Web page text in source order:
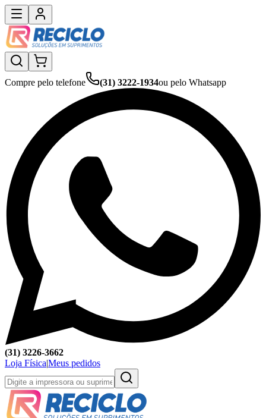
Compre pelo telefone (31) 3222-1934ou pelo Whatsapp
(31) 3226-3662
Loja Física|Meus pedidos